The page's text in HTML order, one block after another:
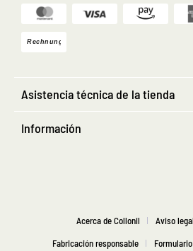
Asistencia técnica de la tienda
Información
Acerca de Collonil Aviso legal
Fabricación responsable